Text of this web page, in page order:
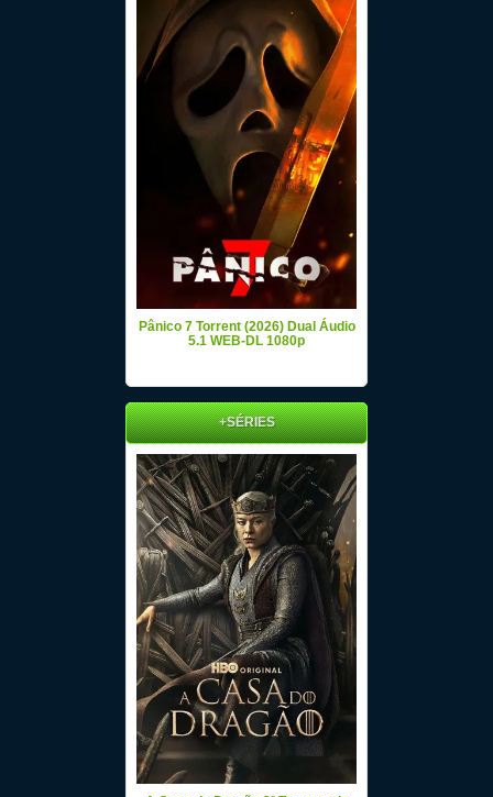
Pânico 7 Torrent (2026) Dual Áudio
5.1 WEB-DL 1080p
+SÉRIES